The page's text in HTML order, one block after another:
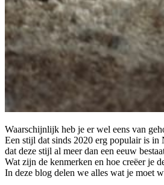
Waarschijnlijk heb je er wel eens van
Een stijl dat sinds 2020 erg populair is in
dat deze stijl al meer dan een eeuw
Wat zijn de kenmerken en hoe creëer je
In deze blog delen we alles wat je moet